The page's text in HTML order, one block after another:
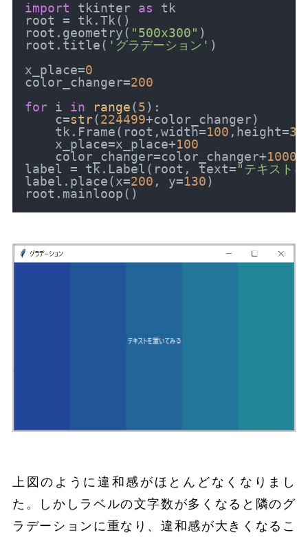
import tkinter as tk
root = tk.Tk()
root.geometry( "500x300" )
root.title( 'グラデーション' )
x_place=0
color_changer=200
for i in range(5):
    c=
str(224499+color_changer)
    tk.Frame(root,width=
100 ,height=
    x_place=x_place+
100
    color_changer=color_changer+
1000
label = tk.Label(root, text="テキスト
label.place(x=200 , y=130)
上図のように違和感がほとんどなくなりまし
た。しかしラベルの文字数が多くなると隣のグ
ラデーションに重なり、違和感が大きくなるこ